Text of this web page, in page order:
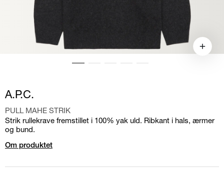
A.P.C.
PULL MAHE STRIK
Strik rullekrave fremstillet i 100% yak uld. Ribkant i hals, ærmer
og bund.
Om produktet